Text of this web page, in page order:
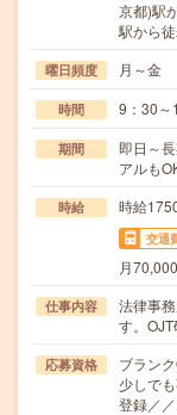
京都)駅
駅から
曜日頻度 月～金
時間 9：30～
期間
即日～
アルも
時給 時給
交通
月
仕事内容
法律事
す。
応募資格
ブラン
少しで
登録／